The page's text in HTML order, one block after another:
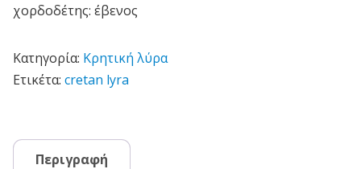
χορδοδέτης: έβενος
Κατηγορία: Κρητική λύρα
Ετικέτα: cretan lyra
Περιγραφή